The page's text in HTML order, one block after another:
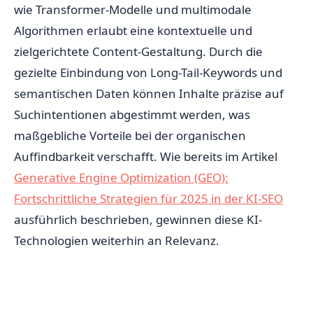
wie Transformer-Modelle und multimodale
Algorithmen erlaubt eine kontextuelle und
zielgerichtete Content-Gestaltung. Durch die
gezielte Einbindung von Long-Tail-Keywords und
semantischen Daten können Inhalte präzise auf
Suchintentionen abgestimmt werden, was
maßgebliche Vorteile bei der organischen
Auffindbarkeit verschafft. Wie bereits im Artikel
Generative Engine Optimization (GEO):
Fortschrittliche Strategien für 2025 in der KI-SEO
ausführlich beschrieben, gewinnen diese KI-
Technologien weiterhin an Relevanz.